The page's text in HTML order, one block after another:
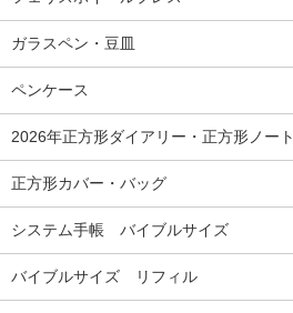
ガラスペン・豆皿
ペンケース
2026年正方形ダイアリー・正方形ノート
正方形カバー・バッグ
システム手帳 バイブルサイズ
バイブルサイズ リフィル